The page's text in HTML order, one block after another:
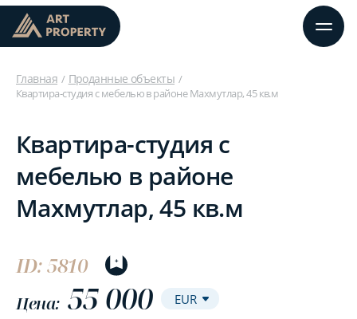
Главная Проданные объекты
Квартира-студия с мебелью в районе Махмутлар, 45 кв.м
Квартира-студия с
мебелью в районе
Махмутлар, 45 кв.м
ID: 5810
Цена: 55 000